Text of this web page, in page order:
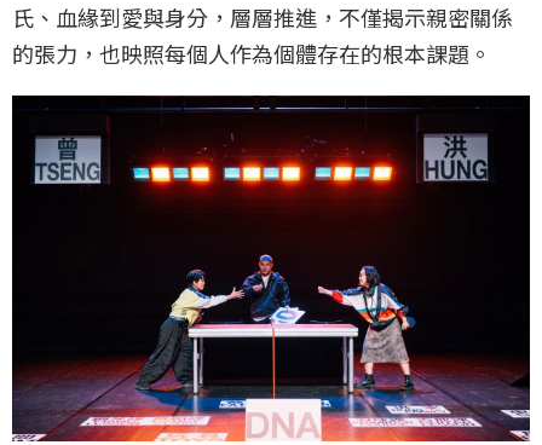
氏、血緣到愛與身分，層層推進，不僅揭示親密關係
的張力，也映照每個人作為個體存在的根本課題。